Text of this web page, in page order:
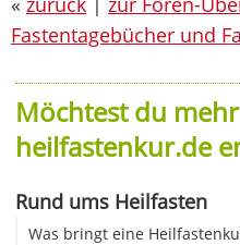
Fastentagebücher und
Möchtest du
heilfastenkur.de
Rund ums Heilfasten
Was bringt eine